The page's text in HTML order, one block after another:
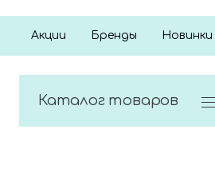
Акции Бренды Новинки
Каталог товаров